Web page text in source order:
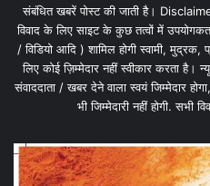
संबंधित खबरें पोस्ट की जाती है।
विवाद के लिए साइट के कुछ तत्वों में
/ विडियो आदि ) शामिल होगी स्वामी,
लिए कोई ज़िम्मेदार नहीं स्वीकार करता है।
संवाददाता / खबर देने वाला स्वयं जिम्मेदार
भी जिम्मेदारी नहीं होगी. सभी